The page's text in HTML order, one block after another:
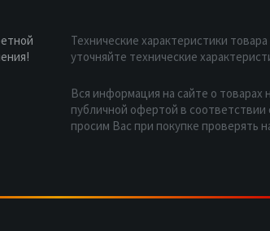
Технические характеристики
уточняйте технические
Вся информация на сайте о товарах
публичной офертой в
просим Вас при покупке проверять